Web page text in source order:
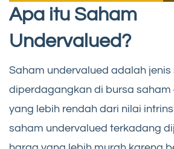
Apa itu Saham
Undervalued?
Saham undervalued adalah
diperdagangkan di bursa saham
yang lebih rendah dari nilai
saham undervalued terkadang